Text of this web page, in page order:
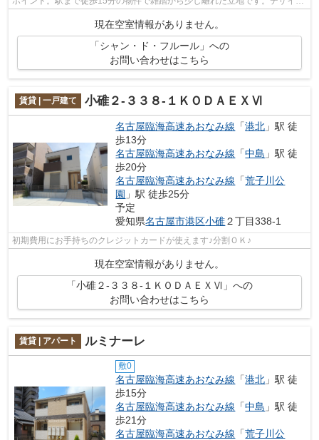
ーズ物件は独創的で、ご好評いただいて...
現在空室情報がありません。
「シャン・ド・フルール」への
お問い合わせはこちら
賃貸 | 一戸建て 小碓２-３３８-１ＫＯＤＡＥＸⅥ
名古屋臨海高速あおなみ線 「港北 」駅 徒
歩13分
名古屋臨海高速あおなみ線 「中島 」駅 徒
歩20分
名古屋臨海高速あおなみ線 「荒子川公
園 」駅 徒歩25分
予定
愛知県名古屋市港区小碓２丁目338-1
初期費用にお手持ちのクレジットカードが使えます♪分割ＯＫ♪
現在空室情報がありません。
「小碓２-３３８-１ＫＯＤＡＥＸⅥ」への
お問い合わせはこちら
賃貸 | アパート ルミナーレ
敷0
名古屋臨海高速あおなみ線 「港北 」駅 徒
歩15分
名古屋臨海高速あおなみ線 「中島 」駅 徒
歩21分
名古屋臨海高速あおなみ線 「荒子川公